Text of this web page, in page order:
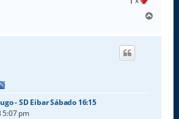
r
- SD Eibar Sábado 16:15
5:07 pm